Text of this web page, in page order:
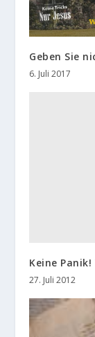
Geben Sie
6. Juli 2017
Keine
27. Juli 2012